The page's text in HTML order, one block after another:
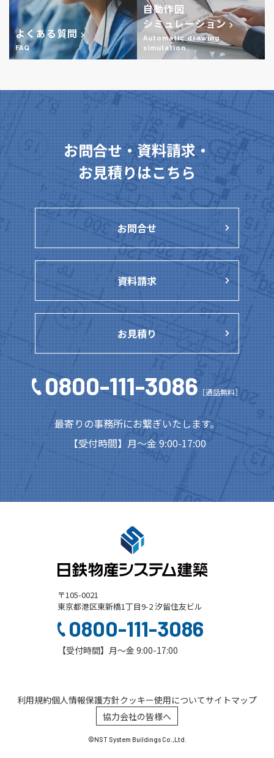
よくある質問
FAQ
自動作図
シミュレーション
Automatic drawing
simulation
お問合せ・資料請求・
お見積りはこちら
お問合せ
資料請求
お見積り
0800-111-3086 ［通話無料］
最寄りの事務所にお繋ぎいたします。
【受付時間】月～金 9:00-17:00
〒105-0021
東京都港区東新橋1丁目9-2 汐留住友ビル
0800-111-3086
【受付時間】月～金 9:00-17:00
利用規約個人情報保護方針クッキー使用についてサイトマップ
協力会社の皆様へ
©NST System Buildings Co.,Ltd.